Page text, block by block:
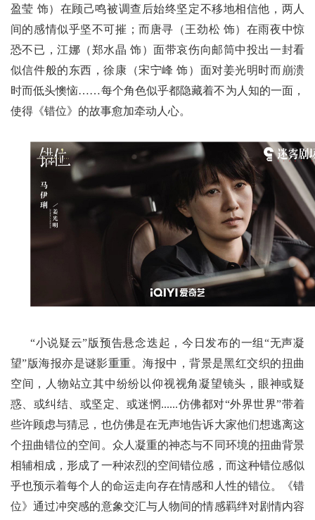
盈莹 饰）在顾己鸣被调查后始终坚定不移地相信他，两人
间的感情似乎坚不可摧；而唐寻（王劲松 饰）在雨夜中惊
恐不已，江娜（郑水晶 饰）面带哀伤向邮筒中投出一封看
似信件般的东西，徐康（宋宁峰 饰）面对姜光明时而崩溃
时而低头懊恼……每个角色似乎都隐藏着不为人知的一面，
使得《错位》的故事愈加牵动人心。
“小说疑云”版预告悬念迭起，今日发布的一组“无声凝
望”版海报亦是谜影重重。海报中，背景是黑红交织的扭曲
空间，人物站立其中纷纷以仰视视角凝望镜头，眼神或疑
惑、或纠结、或坚定、或迷惘......仿佛都对“外界世界”带着
些许顾虑与猜忌，也仿佛是在无声地告诉大家他们想逃离这
个扭曲错位的空间。众人凝重的神态与不同环境的扭曲背景
相辅相成，形成了一种浓烈的空间错位感，而这种错位感似
乎也预示着每个人的命运走向存在情感和人性的错位。《错
位》通过冲突感的意象交汇与人物间的情感羁绊对剧情内容